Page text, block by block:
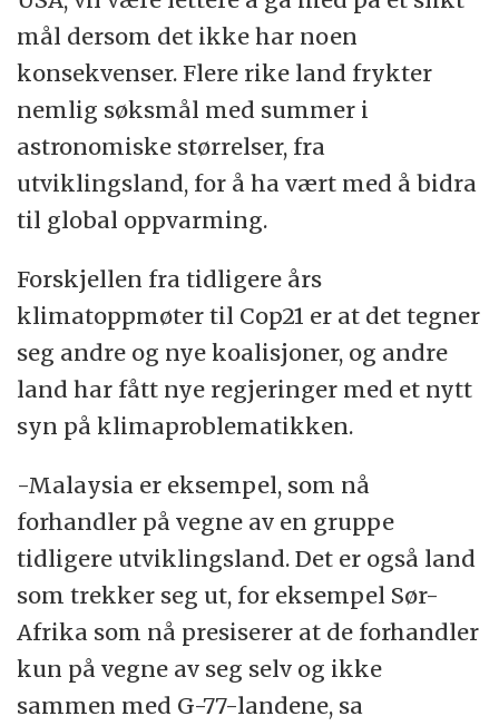
mål dersom det ikke har noen
konsekvenser. Flere rike land frykter
nemlig søksmål med summer i
astronomiske størrelser, fra
utviklingsland, for å ha vært med å bidra
til global oppvarming.
Forskjellen fra tidligere års
klimatoppmøter til Cop21 er at det tegner
seg andre og nye koalisjoner, og andre
land har fått nye regjeringer med et nytt
syn på klimaproblematikken.
-Malaysia er eksempel, som nå
forhandler på vegne av en gruppe
tidligere utviklingsland. Det er også land
som trekker seg ut, for eksempel Sør-
Afrika som nå presiserer at de forhandler
kun på vegne av seg selv og ikke
sammen med G-77-landene, sa